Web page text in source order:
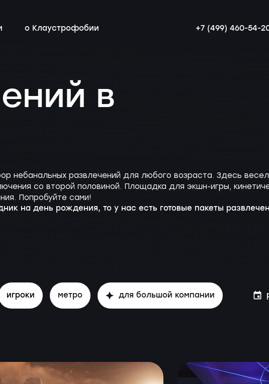
эротические
тимбилдинг
о Клаустрофобии
контакты
+7 (499) 460-54-
в
небанальных развлечений для любого возраста. Здесь
со второй половиной. Площадка для экшн-игры,
Попробуйте сами!
на день рождения, то у нас есть готовые пакеты
игроки метро для большой компании